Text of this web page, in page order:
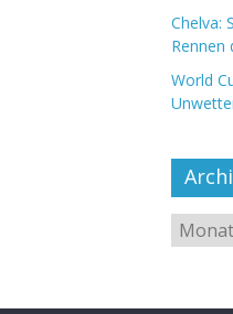
Chelva:
Rennen
World